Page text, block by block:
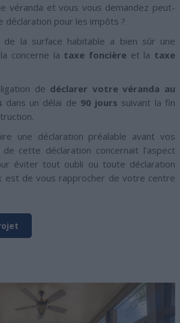
véranda et vous vous demandez peut-
déclaration pour les impôts ?
de la surface habitable a bien sûr une
concerne la taxe foncière et la taxe
de déclarer votre véranda au
dans un délai de 90 jours suivant la fin
une déclaration préalable avant vos
cette déclaration concernait l’aspect
éviter tout oubli ou toute déclaration
est de vous rapprocher de votre centre